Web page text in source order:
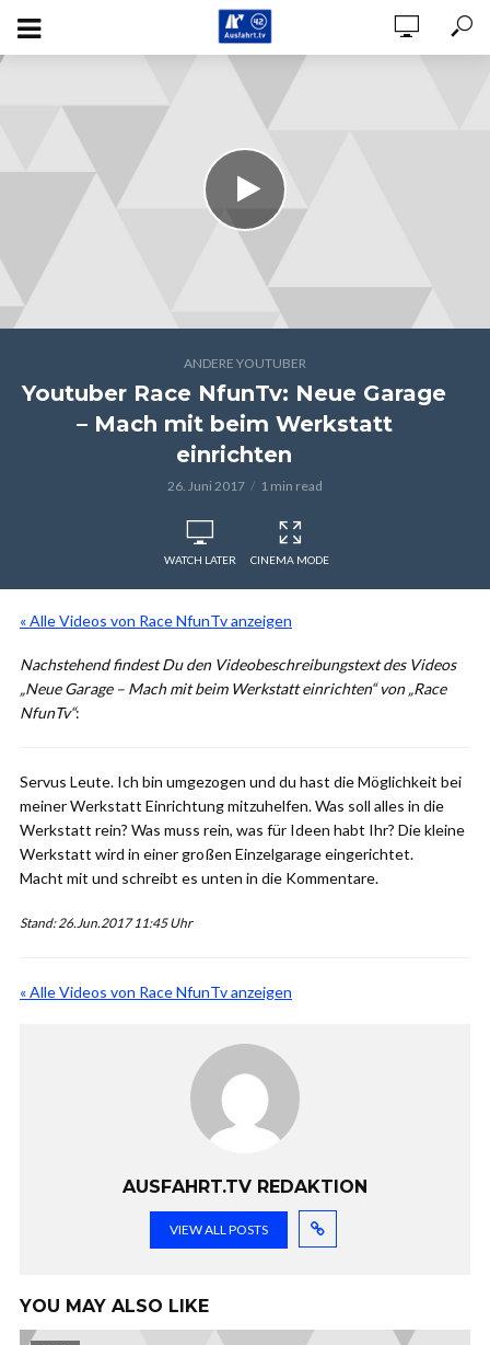
ANDERE YOUTUBER
Youtuber Race NfunTv: Neue Garage
– Mach mit beim Werkstatt
einrichten
26. Juni 2017 1 min read
WATCH LATER CINEMA MODE
« Alle Videos von Race NfunTv anzeigen
Nachstehend findest Du den Videobeschreibungstext des Videos
„Neue Garage – Mach mit beim Werkstatt einrichten“ von „Race
NfunTv“:
Servus Leute. Ich bin umgezogen und du hast die Möglichkeit bei
meiner Werkstatt Einrichtung mitzuhelfen. Was soll alles in die
Werkstatt rein? Was muss rein, was für Ideen habt Ihr? Die kleine
Werkstatt wird in einer großen Einzelgarage eingerichtet.
Macht mit und schreibt es unten in die Kommentare.
Stand: 26.Jun.2017 11:45 Uhr
« Alle Videos von Race NfunTv anzeigen
AUSFAHRT.TV REDAKTION
VIEW ALL POSTS
YOU MAY ALSO LIKE